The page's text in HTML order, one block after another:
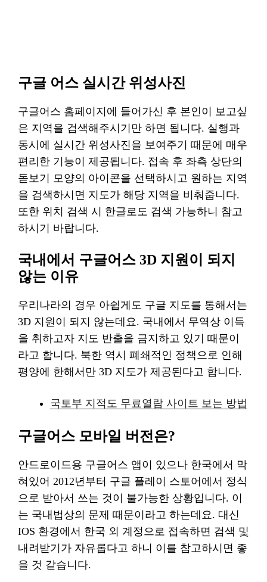
구글 어스 실시간 위성사진
구글어스 홈페이지에 들어가신 후 본인이 보고싶
은 지역을 검색해주시기만 하면 됩니다. 실행과
동시에 실시간 위성사진을 보여주기 때문에 매우
편리한 기능이 제공됩니다. 접속 후 좌측 상단의
돋보기 모양의 아이콘을 선택하시고 원하는 지역
을 검색하시면 지도가 해당 지역을 비춰줍니다.
또한 위치 검색 시 한글로도 검색 가능하니 참고
하시기 바랍니다.
국내에서 구글어스 3D 지원이 되지
않는 이유
우리나라의 경우 아쉽게도 구글 지도를 통해서는
3D 지원이 되지 않는데요. 국내에서 무역상 이득
을 취하고자 지도 반출을 금지하고 있기 때문이
라고 합니다. 북한 역시 폐쇄적인 정책으로 인해
평양에 한해서만 3D 지도가 제공된다고 합니다.
국토부 지적도 무료열람 사이트 보는 방법
구글어스 모바일 버전은?
안드로이드용 구글어스 앱이 있으나 한국에서 막
혀있어 2012년부터 구글 플레이 스토어에서 정식
으로 받아서 쓰는 것이 불가능한 상황입니다. 이
는 국내법상의 문제 때문이라고 하는데요. 대신
IOS 환경에서 한국 외 계정으로 접속하면 검색 및
내려받기가 자유롭다고 하니 이를 참고하시면 좋
을 것 같습니다.